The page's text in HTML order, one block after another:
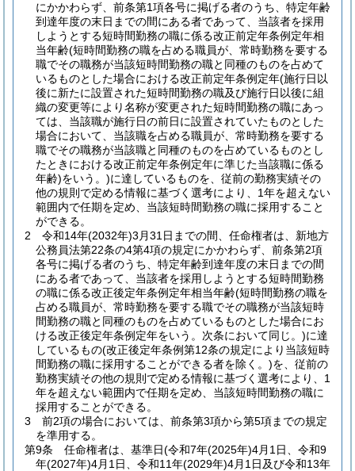
にかかわらず、前条第1項各号に掲げる者のうち、特定年齢
到達年度の末日までの間にある者であって、当該者を採用
しようとする短時間勤務の職に係る改正前定年条例定年相
当年齢(短時間勤務の職を占める職員が、常時勤務を要する
職でその職務が当該短時間勤務の職と同種のものを占めて
いるものとした場合における改正前定年条例定年(施行日以
後に新たに設置された短時間勤務の職及び施行日以後に組
織の変更等により名称が変更された短時間勤務の職にあっ
ては、当該職が施行日の前日に設置されていたものとした
場合において、当該職を占める職員が、常時勤務を要する
職でその職務が当該職と同種のものを占めているものとし
たときにおける改正前定年条例定年に準じた当該職に係る
年齢)をいう。)に達しているものを、従前の勤務実績その
他の規則で定める情報に基づく選考により、1年を超えない
範囲内で任期を定め、当該短時間勤務の職に採用すること
ができる。
2
令和14年(2032年)3月31日までの間、任命権者は、新地方
公務員法第22条の4第4項の規定にかかわらず、前条第2項
各号に掲げる者のうち、特定年齢到達年度の末日までの間
にある者であって、当該者を採用しようとする短時間勤務
の職に係る改正後定年条例定年相当年齢(短時間勤務の職を
占める職員が、常時勤務を要する職でその職務が当該短時
間勤務の職と同種のものを占めているものとした場合にお
ける改正後定年条例定年をいう。次条において同じ。)に達
しているもの(改正後定年条例第12条の規定により当該短時
間勤務の職に採用することができる者を除く。)を、従前の
勤務実績その他の規則で定める情報に基づく選考により、1
年を超えない範囲内で任期を定め、当該短時間勤務の職に
採用することができる。
3
前2項の場合においては、前条第3項から第5項までの規定
を準用する。
第9条
任命権者は、基準日(令和7年(2025年)4月1日、令和9
年(2027年)4月1日、令和11年(2029年)4月1日及び令和13年